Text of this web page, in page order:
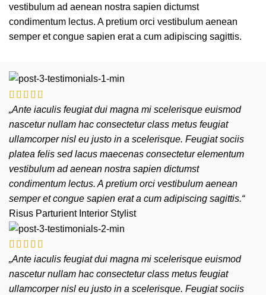
vestibulum ad aenean nostra sapien dictumst
condimentum lectus. A pretium orci vestibulum aenean
semper et congue sapien erat a cum adipiscing sagittis.
„Ante iaculis feugiat dui magna mi scelerisque euismod
nascetur nullam hac consectetur class metus feugiat
ullamcorper nisl eu justo in a scelerisque. Feugiat sociis
platea felis sed lacus maecenas consectetur elementum
vestibulum ad aenean nostra sapien dictumst
condimentum lectus. A pretium orci vestibulum aenean
semper et congue sapien erat a cum adipiscing sagittis.“
Risus Parturient Interior Stylist
„Ante iaculis feugiat dui magna mi scelerisque euismod
nascetur nullam hac consectetur class metus feugiat
ullamcorper nisl eu justo in a scelerisque. Feugiat sociis